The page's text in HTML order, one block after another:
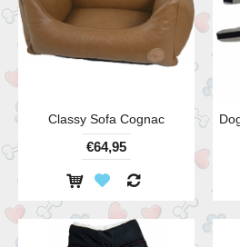
Classy Sofa Cognac
€64,95